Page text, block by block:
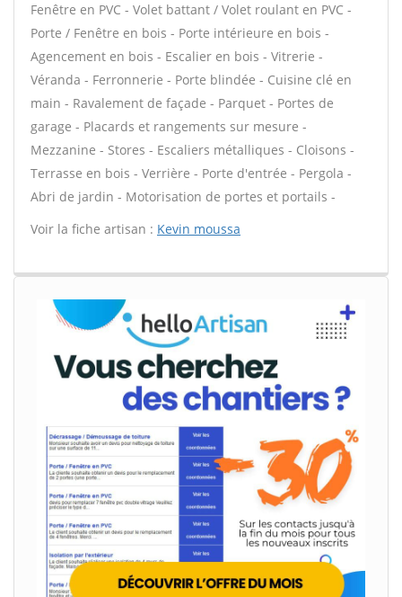
Fenêtre en PVC - Volet battant / Volet roulant en PVC -
Porte / Fenêtre en bois - Porte intérieure en bois -
Agencement en bois - Escalier en bois - Vitrerie -
Véranda - Ferronnerie - Porte blindée - Cuisine clé en
main - Ravalement de façade - Parquet - Portes de
garage - Placards et rangements sur mesure -
Mezzanine - Stores - Escaliers métalliques - Cloisons -
Terrasse en bois - Verrière - Porte d'entrée - Pergola -
Abri de jardin - Motorisation de portes et portails -
Voir la fiche artisan : Kevin moussa